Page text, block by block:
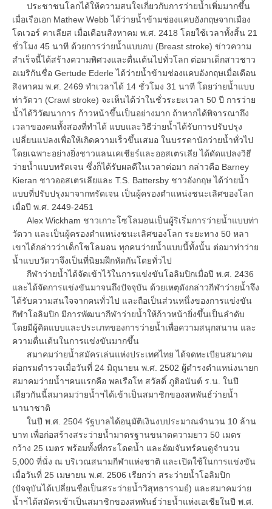
ประชาชนโลกได้ให้ความสนใจเกี่ยวกับการว่ายน้ำเพิ่มมากขึ้น
เมื่อเรือเอก Mathew Webb ได้ว่ายน้ำข้ามช่องแคบอังกฤษจากเมือง
โดเวอร์ คาเลียส เมื่อเดือนสิงหาคม พ.ศ. 2418 โดยใช้เวลาทั้งสิ้น 21
ชั่วโมง 45 นาที ด้วยการว่ายน้ำแบบกบ (Breast stroke) ข่าวความ
สำเร็จนี้ได้สร้างความพิศวงและตื่นเต้นไปทั่วโลก ต่อมาเด็กสาวชาว
อเมริกันชื่อ Gertude Ederle ได้ว่ายน้ำข้ามช่องแคบอังกฤษเมื่อเดือน
สิงหาคม พ.ศ. 2469 ทำเวลาได้ 14 ชั่วโมง 31 นาที โดยว่ายน้ำแบบ
ท่าวัดวา (Crawl stroke) จะเห็นได้ว่าในชั่วระยะเวลา 50 ปี การว่าย
น้ำได้วิวัฒนาการ ก้าวหน้าขึ้นเป็นอย่างมาก ถ้าหากได้พิจารณาถึง
เวลาของคนทั้งสองที่ทำได้ แบบและวิธีว่ายน้ำได้รับการปรับปรุง
เปลี่ยนแปลงเพื่อให้เกิดความเร็วขึ้นเสมอ ในบรรดานักว่ายน้ำทั่วไป
โดยเฉพาะอย่างยิ่งชาวแลนเคเชียร์และออสเตรเลีย ได้ดัดแปลงวิธี
ว่ายน้ำแบบทรัดเจน ซึ่งก็ได้รับผลดีในเวลาต่อมา กล่าวคือ Barney
Kieran ชาวออสเตรเลียและ T.S. Battersby ชาวอังกฤษ ได้ว่ายน้ำ
แบบที่ปรับปรุงมาจากทรัดเจน เป็นผู้ครองตำแหน่งชนะเลิศของโลก
เมื่อปี พ.ศ. 2449-2451
Alex Wickham ชาวเกาะโซโลมอนเป็นผู้ริเริ่มการว่ายน้ำแบบท่า
วัดวา และเป็นผู้ครองตำแหน่งชนะเลิศของโลก ระยะทาง 50 หลา
เขาได้กล่าวว่าเด็กโซโลมอน ทุกคนว่ายน้ำแบบนี้ทั้งนั้น ต่อมาท่าว่าย
น้ำแบบวัดวาจึงเป็นที่นิยมฝึกหัดกันโดยทั่วไป
กีฬาว่ายน้ำได้จัดเข้าไว้ในการแข่งขันโอลิมปิกเมื่อปี พ.ศ. 2436
และได้จัดการแข่งขันมาจนถึงปัจจุบัน ด้วยเหตุดังกล่าวกีฬาว่ายน้ำจึง
ได้รับความสนใจจากคนทั่วไป และถือเป็นส่วนหนึ่งของการแข่งขัน
กีฬาโอลิมปิก มีการพัฒนากีฬาว่ายน้ำให้ก้าวหน้ายิ่งขึ้นเป็นลำดับ
โดยมีผู้คิดแบบและประเภทของการว่ายน้ำเพื่อความสนุกสนาน และ
ความตื่นเต้นในการแข่งขันมากขึ้น
สมาคมว่ายน้ำสมัครเล่นแห่งประเทศไทย ได้จดทะเบียนสมาคม
ต่อกรมตำรวจเมื่อวันที่ 24 มิถุนายน พ.ศ. 2502 ผู้ดำรงตำแหน่งนายก
สมาคมว่ายน้ำฯคนแรกคือ พลเรือโท สวัสดิ์ ภูติอนันต์ ร.น. ในปี
เดียวกันนี้สมาคมว่ายน้ำฯได้เข้าเป็นสมาชิกของสหพันธ์ว่ายน้ำ
นานาชาติ
ในปี พ.ศ. 2504 รัฐบาลได้อนุมัติเงินงบประมาณจำนวน 10 ล้าน
บาท เพื่อก่อสร้างสระว่ายน้ำมาตรฐานขนาดความยาว 50 เมตร
กว้าง 25 เมตร พร้อมทั้งที่กระโดดน้ำ และอัฒจันทร์คนดูจำนวน
5,000 ที่นั่ง ณ บริเวณสนามกีฬาแห่งชาติ และเปิดใช้ในการแข่งขัน
เมื่อวันที่ 25 เมษายน พ.ศ. 2506 เรียกว่า สระว่ายน้ำโอลิมปิก
(ปัจจุบันได้เปลี่ยนชื่อเป็นสระว่ายน้ำวิสุทธารามย์) และสมาคมว่าย
น้ำฯได้สมัครเข้าเป็นสมาชิกของสหพันธ์ว่ายน้ำแห่งเอเชียในปี พ.ศ.